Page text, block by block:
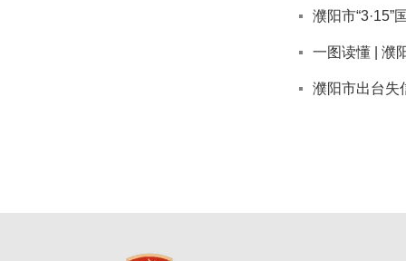
濮阳市
一图读懂 | 濮
濮阳市出台失